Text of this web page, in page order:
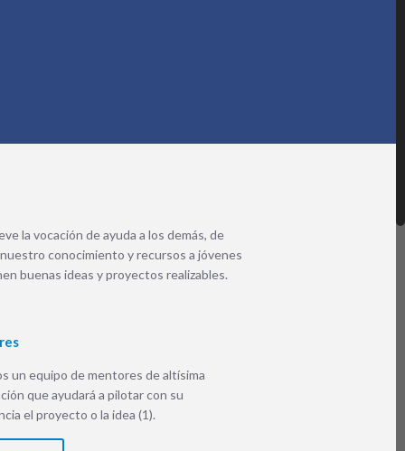
la vocación de ayuda a los demás, de
conocimiento y recursos a jóvenes
buenas ideas y proyectos realizables.
un equipo de mentores de altísima
que ayudará a pilotar con su
el proyecto o la idea (1).